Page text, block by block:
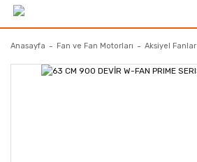
Anasayfa Fan ve Fan Motorları Aksiyel Fanlar